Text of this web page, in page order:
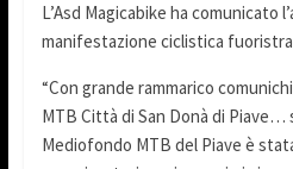
L’Asd Magicabike ha comunicato
manifestazione ciclistica
“Con grande rammarico
MTB Città di San Donà di Piave…
Mediofondo MTB del Piave è